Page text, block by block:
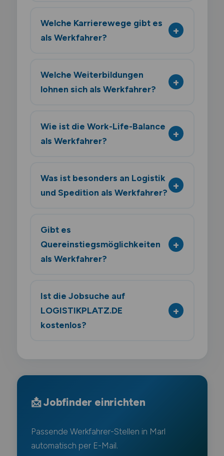
Welche Karrierewege gibt es
als Werkfahrer?
Welche Weiterbildungen
lohnen sich als Werkfahrer?
Wie ist die Work-Life-Balance
als Werkfahrer?
Was ist besonders an Logistik
und Spedition als Werkfahrer?
Gibt es
Quereinstiegsmöglichkeiten
als Werkfahrer?
Ist die Jobsuche auf
LOGISTIKPLATZ.DE
kostenlos?
📩 Jobfinder einrichten
Passende Werkfahrer-Stellen in Marl
automatisch per E-Mail.